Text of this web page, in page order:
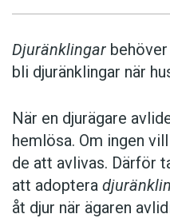
Djuränklingar
bli djuränklingar när
När en djurägare
hemlösa. Om ingen
de att avlivas. Därför
att adoptera
åt djur när ägaren